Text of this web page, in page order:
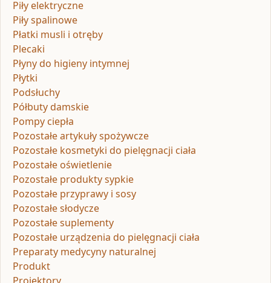
Piły elektryczne
Piły spalinowe
Płatki musli i otręby
Plecaki
Płyny do higieny intymnej
Płytki
Podsłuchy
Półbuty damskie
Pompy ciepła
Pozostałe artykuły spożywcze
Pozostałe kosmetyki do pielęgnacji ciała
Pozostałe oświetlenie
Pozostałe produkty sypkie
Pozostałe przyprawy i sosy
Pozostałe słodycze
Pozostałe suplementy
Pozostałe urządzenia do pielęgnacji ciała
Preparaty medycyny naturalnej
Produkt